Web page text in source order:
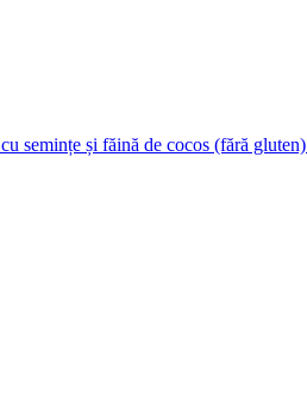
semințe și făină de cocos (fără gluten)